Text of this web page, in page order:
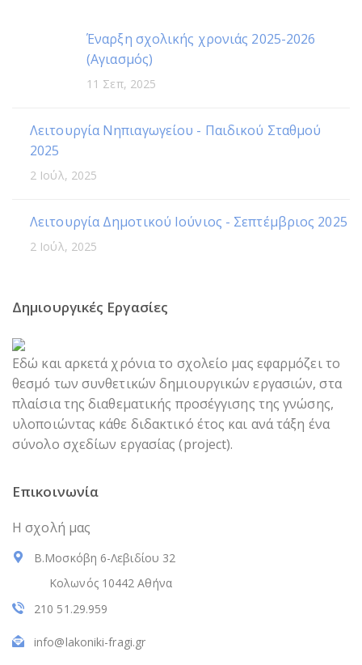
Έναρξη σχολικής χρονιάς 2025-2026
(Αγιασμός)
11 Σεπ, 2025
Λειτουργία Νηπιαγωγείου - Παιδικού Σταθμού
2025
2 Ιούλ, 2025
Λειτουργία Δημοτικού Ιούνιος - Σεπτέμβριος 2025
2 Ιούλ, 2025
Δημιουργικές Εργασίες
Εδώ και αρκετά χρόνια το σχολείο μας εφαρμόζει το
θεσμό των συνθετικών δημιουργικών εργασιών, στα
πλαίσια της διαθεματικής προσέγγισης της γνώσης,
υλοποιώντας κάθε διδακτικό έτος και ανά τάξη ένα
σύνολο σχεδίων εργασίας (project).
Επικοινωνία
Η σχολή μας
Β.Μοσκόβη 6-Λεβιδίου 32
Κολωνός 10442 Αθήνα
210 51.29.959
info@lakoniki-fragi.gr